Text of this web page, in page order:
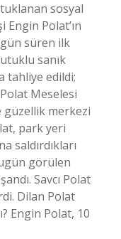
sosyal
Polat’ın
gün süren ilk
sanık
tahliye edildi;
Meselesi
güzellik merkezi
park yeri
saldırdıkları
görülen
Savcı Polat
Dilan Polat
Engin Polat, 10